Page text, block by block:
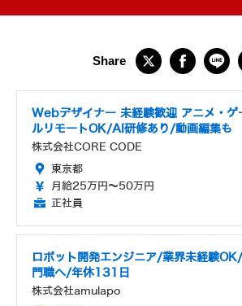
Webデザイナー 未経験歓迎 アニメ・ゲ
ルリモートOK/AI研修あり/動画編集も
株式会社CORE CODE
東京都
月給25万円～50万円
正社員
ロボット開発エンジニア/業界未経験
門職へ/年休131日
株式会社amulapo